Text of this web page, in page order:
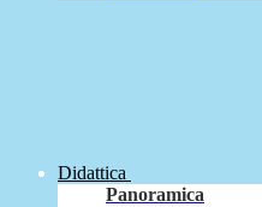
Didattica
Panoramica